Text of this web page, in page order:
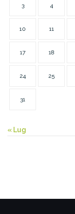
3 4
10 11
17 18
24 25
31
« Lug